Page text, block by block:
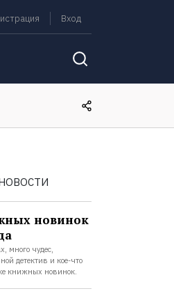
Вход
новинок
много чудес,
детектив и кое-что
книжных новинок.